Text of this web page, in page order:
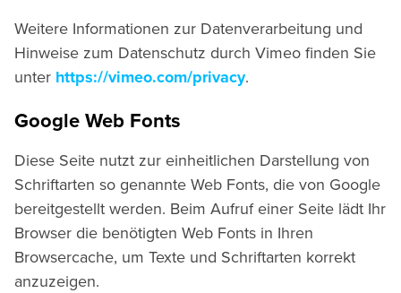
Weitere Informationen zur Datenverarbeitung und
Hinweise zum Datenschutz durch Vimeo finden Sie
unter https://vimeo.com/privacy.
Google Web Fonts
Diese Seite nutzt zur einheitlichen Darstellung von
Schriftarten so genannte Web Fonts, die von Google
bereitgestellt werden. Beim Aufruf einer Seite lädt Ihr
Browser die benötigten Web Fonts in Ihren
Browsercache, um Texte und Schriftarten korrekt
anzuzeigen.